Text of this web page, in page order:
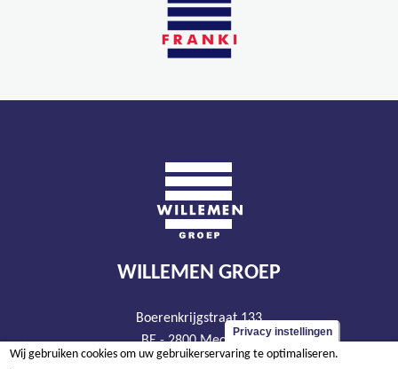
WILLEMEN GROEP
Boerenkrijgstraat 133
BE - 2800 Mechelen
tel +32 15 569 965
Privacy instellingen
Wij gebruiken cookies om uw gebruikerservaring te optimaliseren.